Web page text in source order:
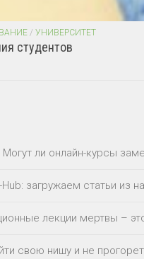
/ УНИВЕРСИТЕТ
студентов
Могут ли онлайн-курсы
Hub: загружаем статьи из
лекции мертвы –
свою нишу и не